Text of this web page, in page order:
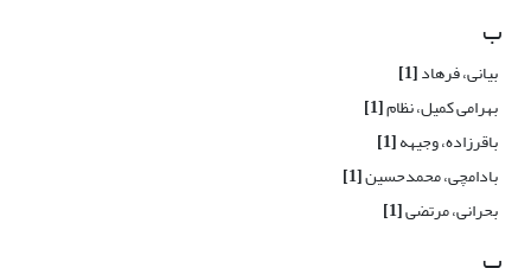
ب
بیانی، فرهاد[1]
بهرامی کمیل، نظام[1]
باقرزاده، وجیهه[1]
بادامچی، محمدحسین[1]
بحرانی، مرتضی[1]